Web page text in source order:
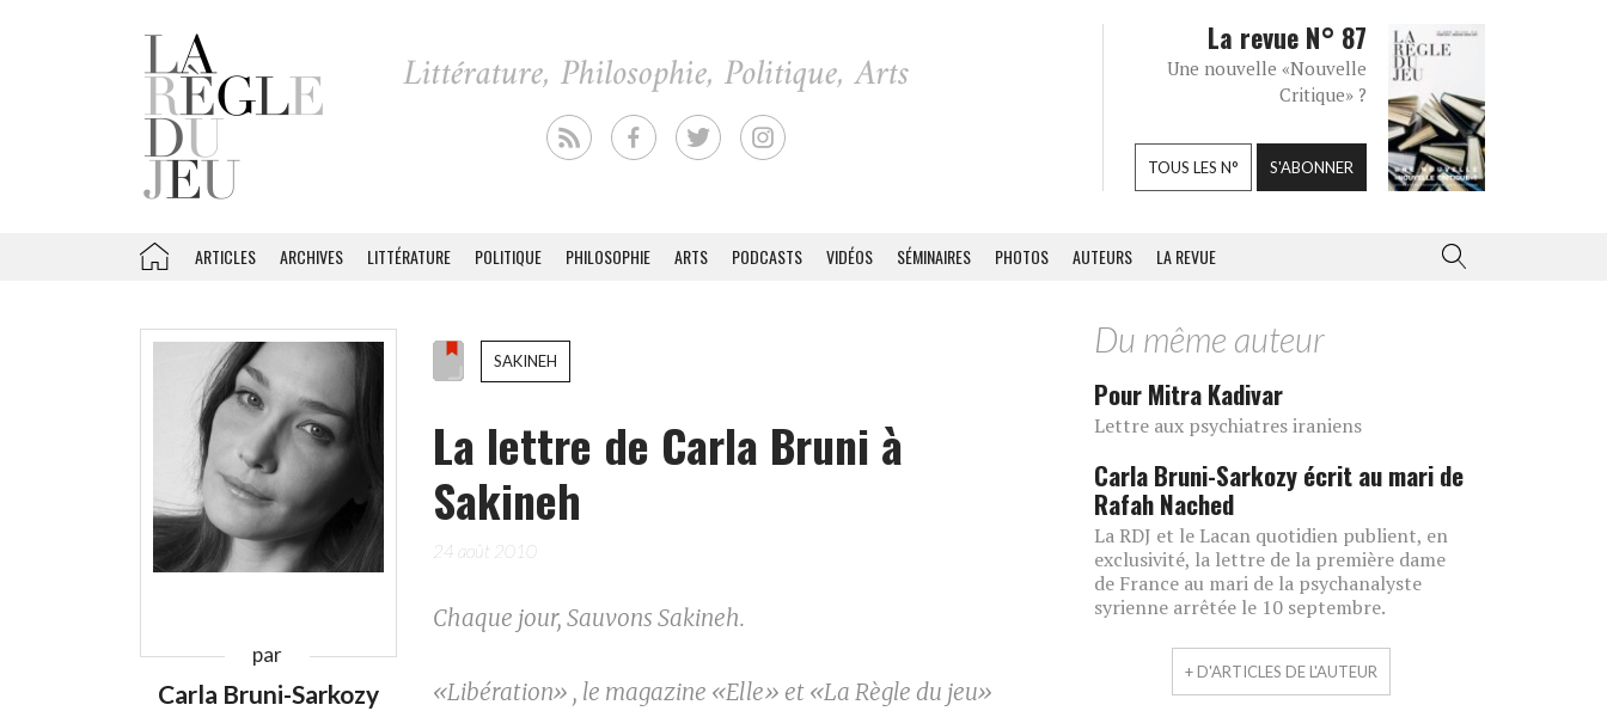
La revue N° 87
Une nouvelle «Nouvelle
Critique» ?
TOUS LES N° S'ABONNER
ARTICLES ARCHIVES LITTÉRATURE POLITIQUE PHILOSOPHIE ARTS PODCASTS VIDÉOS SÉMINAIRES PHOTOS AUTEURS LA REVUE
par
Carla Bruni-Sarkozy
SAKINEH
La lettre de Carla Bruni à
Sakineh
24 août 2010
Chaque jour, Sauvons Sakineh.
«Libération» , le magazine «Elle» et «La Règle du jeu»
Du même auteur
Pour Mitra Kadivar
Lettre aux psychiatres iraniens
Carla Bruni-Sarkozy écrit au mari de
Rafah Nached
La RDJ et le Lacan quotidien publient, en
exclusivité, la lettre de la première dame
de France au mari de la psychanalyste
syrienne arrêtée le 10 septembre.
+ D'ARTICLES DE L'AUTEUR